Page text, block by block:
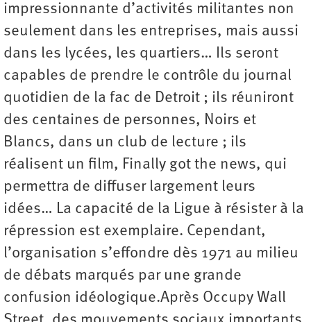
impressionnante d’activités militantes non
seulement dans les entreprises, mais aussi
dans les lycées, les quartiers… Ils seront
capables de prendre le contrôle du journal
quotidien de la fac de Detroit ; ils réuniront
des centaines de personnes, Noirs et
Blancs, dans un club de lecture ; ils
réalisent un film, Finally got the news, qui
permettra de diffuser largement leurs
idées… La capacité de la Ligue à résister à la
répression est exemplaire. Cependant,
l’organisation s’effondre dès 1971 au milieu
de débats marqués par une grande
confusion idéologique.Après Occupy Wall